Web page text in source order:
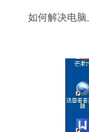
如何解决电